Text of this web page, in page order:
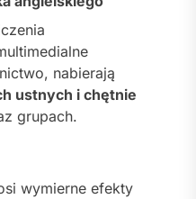
nabierają
ustnych i chętnie
grupach.
wymierne efekty